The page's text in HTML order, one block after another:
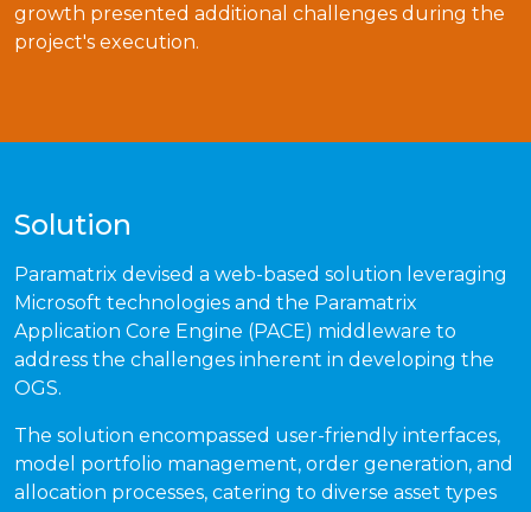
growth presented additional challenges during the
project's execution.
Solution
Paramatrix devised a web-based solution leveraging
Microsoft technologies and the Paramatrix
Application Core Engine (PACE) middleware to
address the challenges inherent in developing the
OGS.
The solution encompassed user-friendly interfaces,
model portfolio management, order generation, and
allocation processes, catering to diverse asset types